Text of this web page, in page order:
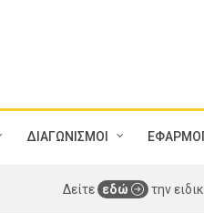
ΔΙΑΓΩΝΙΣΜΟΙ
Δείτε εδώ την